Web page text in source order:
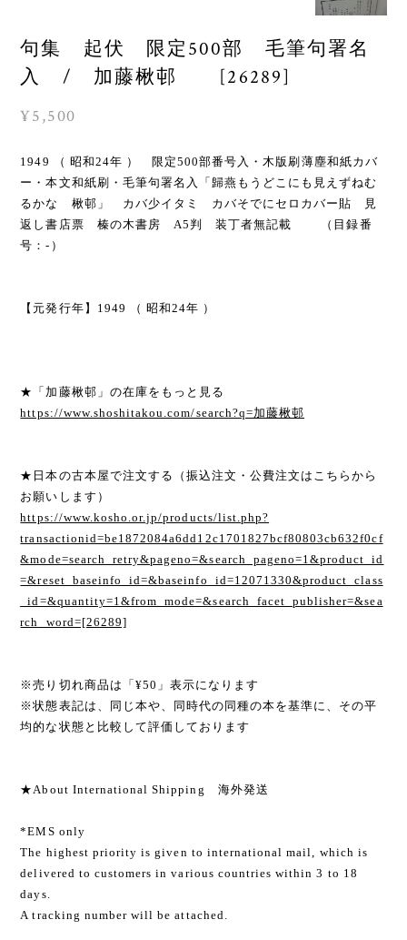
句集 起伏 限定500部 毛筆句署名
入 / 加藤楸邨 [26289]
¥5,500
1949 （ 昭和24年 ） 限定500部番号入・木版刷薄塵和紙カバ
ー・本文和紙刷・毛筆句署名入「歸燕もうどこにも見えずねむ
るかな 楸邨」 カバ少イタミ カバそでにセロカバー貼 見
返し書店票 榛の木書房 A5判 装丁者無記載 （目録番
号：-）
【元発行年】1949 （ 昭和24年 ）
★「加藤楸邨」の在庫をもっと見る
https://www.shoshitakou.com/search?q=加藤楸邨
★日本の古本屋で注文する（振込注文・公費注文はこちらから
お願いします）
https://www.kosho.or.jp/products/list.php?
transactionid=be1872084a6dd12c1701827bcf80803cb632f0cf
&mode=search_retry&pageno=&search_pageno=1&product_id
=&reset_baseinfo_id=&baseinfo_id=12071330&product_class
_id=&quantity=1&from_mode=&search_facet_publisher=&sea
rch_word=[26289]
※売り切れ商品は「¥50」表示になります
※状態表記は、同じ本や、同時代の同種の本を基準に、その平
均的な状態と比較して評価しております
★About International Shipping 海外発送
*EMS only
The highest priority is given to international mail, which is
delivered to customers in various countries within 3 to 18
days.
A tracking number will be attached.